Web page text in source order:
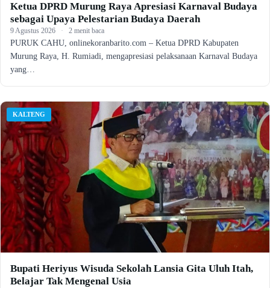
Ketua DPRD Murung Raya Apresiasi Karnaval Budaya
sebagai Upaya Pelestarian Budaya Daerah
9 Agustus 2026 · 2 menit baca
PURUK CAHU, onlinekoranbarito.com – Ketua DPRD Kabupaten
Murung Raya, H. Rumiadi, mengapresiasi pelaksanaan Karnaval Budaya
yang…
KALTENG
Bupati Heriyus Wisuda Sekolah Lansia Gita Uluh Itah,
Belajar Tak Mengenal Usia